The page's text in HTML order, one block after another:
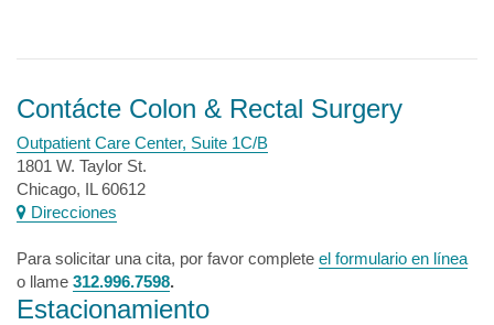
Contácte Colon & Rectal Surgery
Outpatient Care Center, Suite 1C/B
1801 W. Taylor St.
Chicago, IL 60612
Direcciones
Para solicitar una cita, por favor complete el formulario en línea
o llame 312.996.7598.
Estacionamiento